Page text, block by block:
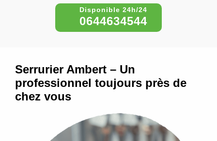
0644634544
Serrurier Ambert – Un
professionnel toujours près de
chez vous